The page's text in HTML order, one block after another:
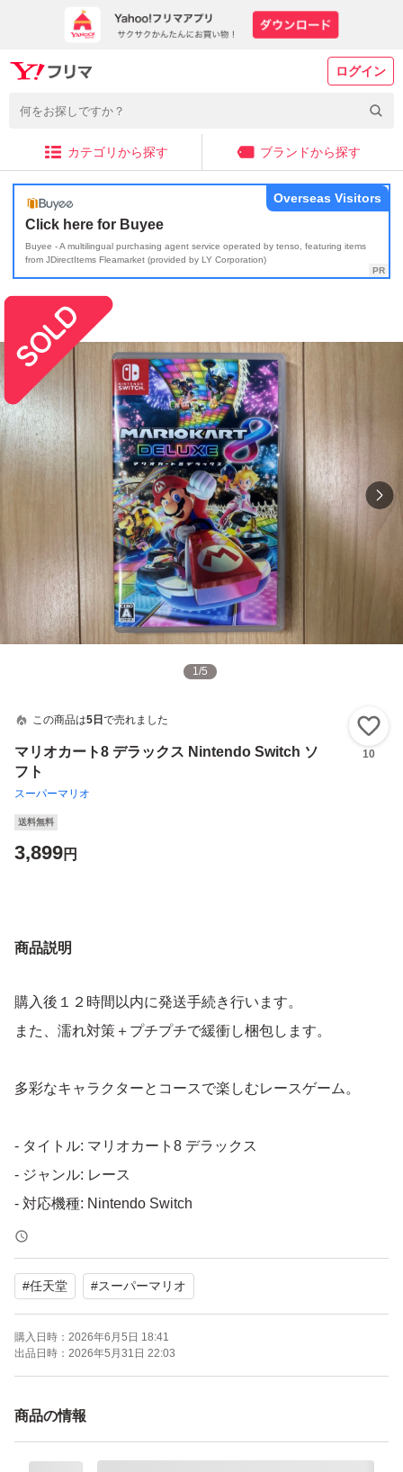
ログイン
カテゴリから探す ブランドから探す
Click here for Buyee
Buyee - A multilingual purchasing agent service operated by tenso, featuring items
from JDirectItems Fleamarket (provided by LY Corporation)
Overseas Visitors
1/5
この商品は5日 で売れました
マリオカート8 デラックス Nintendo Switch ソ
フト
スーパーマリオ
10
送料無料
3,899円
商品説明
購入後１２時間以内に発送手続き行います。
また、濡れ対策＋プチプチで緩衝し梱包します。
多彩なキャラクターとコースで楽しむレースゲーム。
- タイトル: マリオカート8 デラックス
- ジャンル: レース
- 対応機種: Nintendo Switch
- CEROレーティング: A (全年齢対象)
- 付属品: 取扱説明書
- キャラクター: マリオ、ピーチ
★注意事項★
※一度人の手に渡った物なので完美品を希望の方、神経質
の方、細かい事を気にされる方はご購入をご遠慮くださ
※トラブル防止のため商品到着後の返品等はお断りしてい
#任天堂 #スーパーマリオ
購入日時： 2026年6月5日 18:41
出品日時： 2026年5月31日 22:03
商品の情報